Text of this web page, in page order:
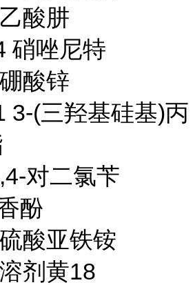
酸肼
硝唑尼特
酸锌
3-(三羟基硅基)丙
对二氯苄
酚
酸亚铁铵
剂黄18